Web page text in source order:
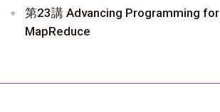
第23講 Advancing Programming for
MapReduce